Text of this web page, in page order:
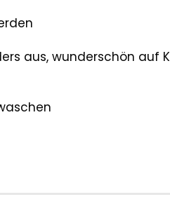
aus, wunderschön auf